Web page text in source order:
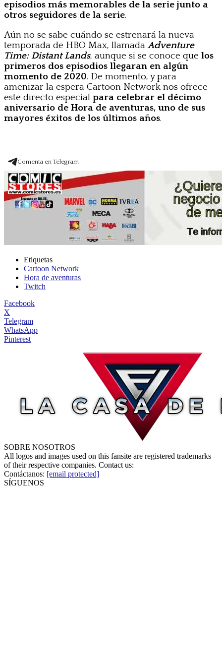
episodios más memorables de la serie junto a
otros seguidores de la serie.
Aún no se sabe cuándo se estrenará la nueva
temporada de HBO Max, llamadaAdventure
Time: Distant Lands, aunque si se conoce que los
primeros dos episodios llegaran en algún
momento de 2020. De momento, y para
amenizar la espera Cartoon Network nos ofrece
este directo especial para celebrar el décimo
aniversario de Hora de aventuras, uno de sus
mayores éxitos de los últimos años.
Comenta en Telegram
Etiquetas
Cartoon Network
Hora de aventuras
Twitch
Facebook
X
Telegram
WhatsApp
Pinterest
SOBRE NOSOTROS
All logos and images used on this fansite are registered trademarks
of their respective companies. Contact us:
Contáctanos: [email protected]
SÍGUENOS